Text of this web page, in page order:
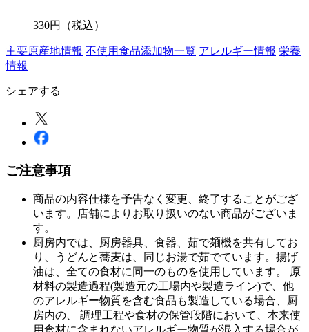
330円 （税込）
主要原産地情報 不使用食品添加物一覧 アレルギー情報 栄養
情報
シェアする
ご注意事項
商品の内容仕様を予告なく変更、終了することがござ
います。店舗によりお取り扱いのない商品がございま
す。
厨房内では、厨房器具、食器、茹で麺機を共有してお
り、うどんと蕎麦は、同じお湯で茹でています。揚げ
油は、全ての食材に同一のものを使用しています。 原
材料の製造過程(製造元の工場内や製造ライン)で、他
のアレルギー物質を含む食品も製造している場合、厨
房内の、 調理工程や食材の保管段階において、本来使